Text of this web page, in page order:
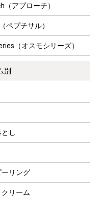
（アプローチ）
ペプチサル）
（オスモシリーズ）
別
とし
リング
リーム